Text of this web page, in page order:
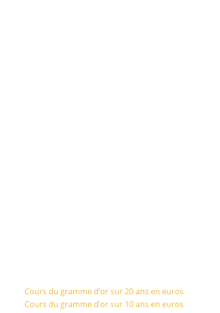
Cours du gramme d’or sur 20 ans en euros
Cours du gramme d’or sur 10 ans en euros